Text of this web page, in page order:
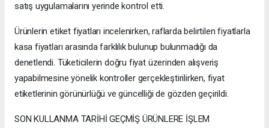
satış uygulamalarını yerinde kontrol etti.
Ürünlerin etiket fiyatları incelenirken, raflarda belirtilen fiyatlarla
kasa fiyatları arasında farklılık bulunup bulunmadığı da
denetlendi. Tüketicilerin doğru fiyat üzerinden alışveriş
yapabilmesine yönelik kontroller gerçekleştirilirken, fiyat
etiketlerinin görünürlüğü ve güncelliği de gözden geçirildi.
SON KULLANMA TARİHİ GEÇMİŞ ÜRÜNLERE İŞLEM